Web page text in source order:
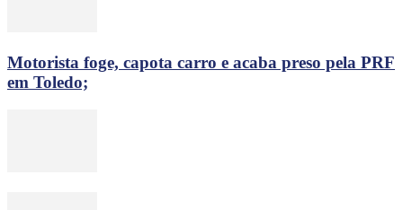
Motorista foge, capota carro e acaba preso pela PRF
em Toledo;